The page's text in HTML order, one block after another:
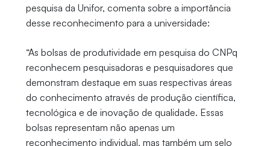
pesquisa da Unifor, comenta sobre a importância
desse reconhecimento para a universidade:
“As bolsas de produtividade em pesquisa do CNPq
reconhecem pesquisadoras e pesquisadores que
demonstram destaque em suas respectivas áreas
do conhecimento através de produção científica,
tecnológica e de inovação de qualidade. Essas
bolsas representam não apenas um
reconhecimento individual, mas também um selo